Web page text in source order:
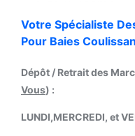
Votre Spécialiste
Pour Baies
Dépôt / Retrait des
Vous) :
LUNDI,MERCREDI, et